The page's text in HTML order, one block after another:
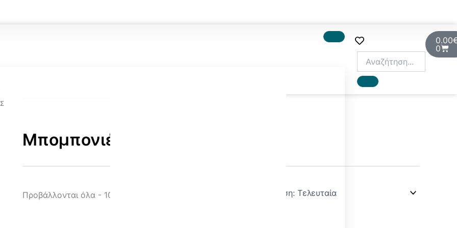
0.00
0
Cart
Μπομπονιέρες για αγόρι
Προβάλλονται όλα - 10 αποτελέσματα